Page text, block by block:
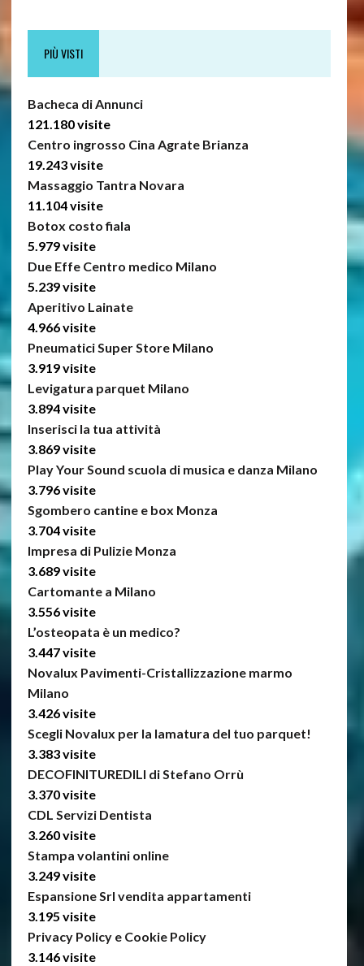
PIÙ VISTI
Bacheca di Annunci
121.180 visite
Centro ingrosso Cina Agrate Brianza
19.243 visite
Massaggio Tantra Novara
11.104 visite
Botox costo fiala
5.979 visite
Due Effe Centro medico Milano
5.239 visite
Aperitivo Lainate
4.966 visite
Pneumatici Super Store Milano
3.919 visite
Levigatura parquet Milano
3.894 visite
Inserisci la tua attività
3.869 visite
Play Your Sound scuola di musica e danza Milano
3.796 visite
Sgombero cantine e box Monza
3.704 visite
Impresa di Pulizie Monza
3.689 visite
Cartomante a Milano
3.556 visite
L’osteopata è un medico?
3.447 visite
Novalux Pavimenti-Cristallizzazione marmo
Milano
3.426 visite
Scegli Novalux per la lamatura del tuo parquet!
3.383 visite
DECOFINITUREDILI di Stefano Orrù
3.370 visite
CDL Servizi Dentista
3.260 visite
Stampa volantini online
3.249 visite
Espansione Srl vendita appartamenti
3.195 visite
Privacy Policy e Cookie Policy
3.146 visite